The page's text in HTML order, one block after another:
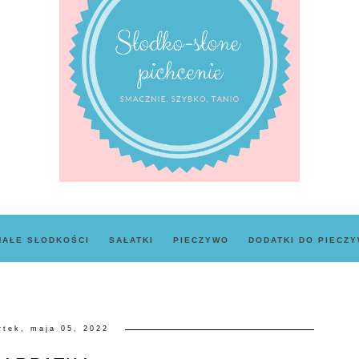
SŁODKOŚCI SAŁATKI PIECZYWO DODATKI DO
maja 05, 2022